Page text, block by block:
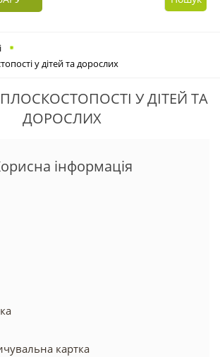
у дітей та дорослих
У ДІТЕЙ ТА
ДОРОСЛИХ
інформація
картка